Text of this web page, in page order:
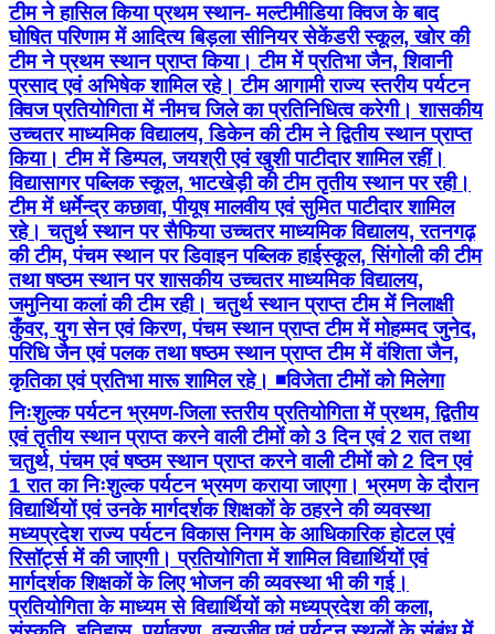
टीम ने हासिल किया प्रथम स्थान- मल्टीमीडिया क्विज के बाद
घोषित परिणाम में आदित्य बिड़ला सीनियर सेकेंडरी स्कूल, खोर की
टीम ने प्रथम स्थान प्राप्त किया। टीम में प्रतिभा जैन, शिवानी
प्रसाद एवं अभिषेक शामिल रहे। टीम आगामी राज्य स्तरीय पर्यटन
क्विज प्रतियोगिता में नीमच जिले का प्रतिनिधित्व करेगी। शासकीय
उच्चतर माध्यमिक विद्यालय, डिकेन की टीम ने द्वितीय स्थान प्राप्त
किया। टीम में डिम्पल, जयश्री एवं खुशी पाटीदार शामिल रहीं।
विद्यासागर पब्लिक स्कूल, भाटखेड़ी की टीम तृतीय स्थान पर रही।
टीम में धर्मेन्द्र कछावा, पीयूष मालवीय एवं सुमित पाटीदार शामिल
रहे। चतुर्थ स्थान पर सैफिया उच्चतर माध्यमिक विद्यालय, रतनगढ़
की टीम, पंचम स्थान पर डिवाइन पब्लिक हाईस्कूल, सिंगोली की टीम
तथा षष्ठम स्थान पर शासकीय उच्चतर माध्यमिक विद्यालय,
जमुनिया कलां की टीम रही। चतुर्थ स्थान प्राप्त टीम में निलाक्षी
कुँवर, युग सेन एवं किरण, पंचम स्थान प्राप्त टीम में मोहम्मद जुनेद,
परिधि जैन एवं पलक तथा षष्ठम स्थान प्राप्त टीम में वंशिता जैन,
कृतिका एवं प्रतिभा मारू शामिल रहे। ◾विजेता टीमों को मिलेगा
निःशुल्क पर्यटन भ्रमण-जिला स्तरीय प्रतियोगिता में प्रथम, द्वितीय
एवं तृतीय स्थान प्राप्त करने वाली टीमों को 3 दिन एवं 2 रात तथा
चतुर्थ, पंचम एवं षष्ठम स्थान प्राप्त करने वाली टीमों को 2 दिन एवं
1 रात का निःशुल्क पर्यटन भ्रमण कराया जाएगा। भ्रमण के दौरान
विद्यार्थियों एवं उनके मार्गदर्शक शिक्षकों के ठहरने की व्यवस्था
मध्यप्रदेश राज्य पर्यटन विकास निगम के आधिकारिक होटल एवं
रिसॉर्ट्स में की जाएगी। प्रतियोगिता में शामिल विद्यार्थियों एवं
मार्गदर्शक शिक्षकों के लिए भोजन की व्यवस्था भी की गई।
प्रतियोगिता के माध्यम से विद्यार्थियों को मध्यप्रदेश की कला,